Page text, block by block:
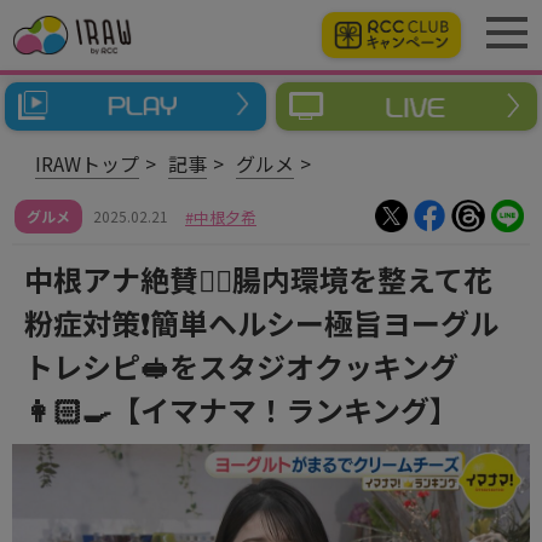
IRAWトップ 記事 グルメ
グルメ 2025.02.21 中根夕希
中根アナ絶賛👍🏻腸内環境を整えて花
粉症対策❗簡単ヘルシー極旨ヨーグル
トレシピ🥪をスタジオクッキング
👩🏻‍🍳【イマナマ！ランキング】